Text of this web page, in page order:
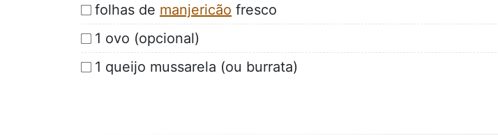
folhas de manjericão fresco
1 ovo (opcional)
1 queijo mussarela (ou burrata)